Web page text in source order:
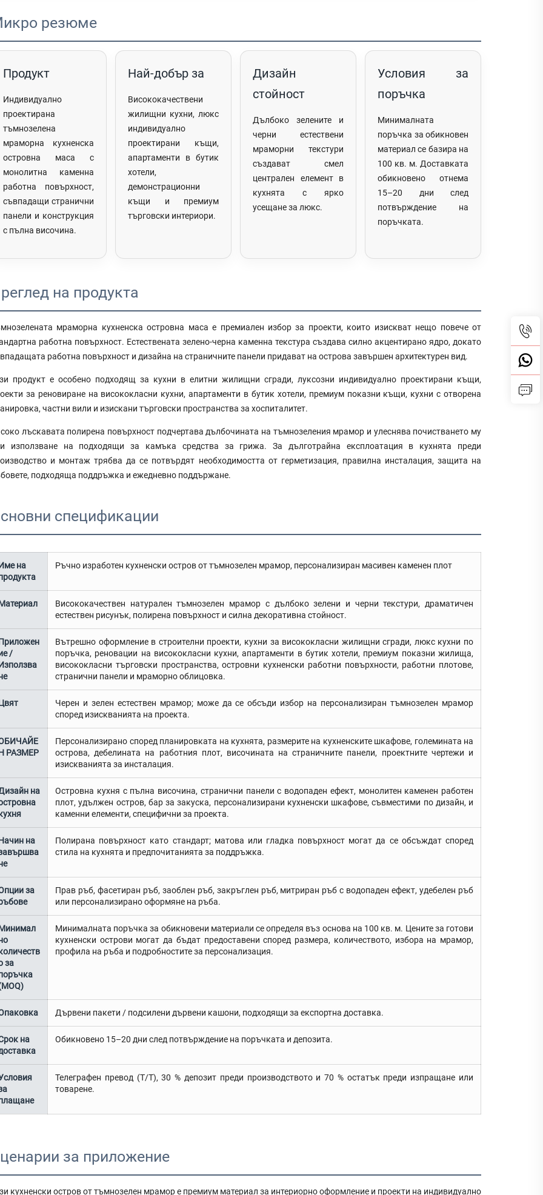
резюме
Продукт
Индивидуално
проектирана
тъмнозелена
мраморна кухненска
островна маса с
монолитна каменна
работна повърхност,
съвпадащи странични
панели и конструкция
с пълна височина.
Най-добър за
Висококачествени
жилищни кухни, люкс
индивидуално
проектирани къщи,
апартаменти в бутик
хотели,
демонстрационни
къщи и премиум
търговски интериори.
Дизайн
стойност
Дълбоко зелените и
черни естествени
мраморни текстури
създават смел
централен елемент в
кухнята с ярко
усещане за люкс.
Условия за
поръчка
Минималната
поръчка за обикновен
материал се базира на
100 кв. м. Доставката
обикновено отнема
15–20 дни след
потвърждение на
поръчката.
на продукта
мраморна кухненска островна маса е премиален избор за проекти, които изискват нещо повече от
работна повърхност. Естествената зелено-черна каменна текстура създава силно акцентирано ядро, докато
работна повърхност и дизайна на страничните панели придават на острова завършен архитектурен вид.
продукт е особено подходящ за кухни в елитни жилищни сгради, луксозни индивидуално проектирани къщи,
за реновиране на висококласни кухни, апартаменти в бутик хотели, премиум показни къщи, кухни с отворена
частни вили и изискани търговски пространства за хоспиталитет.
лъскавата полирена повърхност подчертава дълбочината на тъмнозеления мрамор и улеснява почистването му
използване на подходящи за камъка средства за грижа. За дълготрайна експлоатация в кухнята преди
и монтаж трябва да се потвърдят необходимостта от герметизация, правилна инсталация, защита на
подходяща поддръжка и ежедневно поддържане.
спецификации
на
Ръчно изработен кухненски остров от тъмнозелен мрамор, персонализиран масивен каменен плот
Висококачествен натурален тъмнозелен мрамор с дълбоко зелени и черни текстури, драматичен
естествен рисунък, полирена повърхност и силна декоративна стойност.
/
Вътрешно оформление в строителни проекти, кухни за висококласни жилищни сгради, люкс кухни по
поръчка, реновации на висококласни кухни, апартаменти в бутик хотели, премиум показни жилища,
висококласни търговски пространства, островни кухненски работни повърхности, работни плотове,
странични панели и мраморно облицовка.
Черен и зелен естествен мрамор; може да се обсъди избор на персонализиран тъмнозелен мрамор
според изискванията на проекта.
РАЗМЕР
Персонализирано според планировката на кухнята, размерите на кухненските шкафове, големината на
острова, дебелината на работния плот, височината на страничните панели, проектните чертежи и
изискванията за инсталация.
на
Островна кухня с пълна височина, странични панели с водопаден ефект, монолитен каменен работен
плот, удължен остров, бар за закуска, персонализирани кухненски шкафове, съвместими по дизайн, и
каменни елементи, специфични за проекта.
на
Полирана повърхност като стандарт; матова или гладка повърхност могат да се обсъждат според
стила на кухнята и предпочитанията за поддръжка.
за
Прав ръб, фасетиран ръб, заоблен ръб, закръглен ръб, митриран ръб с водопаден ефект, удебелен ръб
или персонализирано оформяне на ръба.
за
Минималната поръчка за обикновени материали се определя въз основа на 100 кв. м. Цените за готови
кухненски острови могат да бъдат предоставени според размера, количеството, избора на мрамор,
профила на ръба и подробностите за персонализация.
Дървени пакети / подсилени дървени кашони, подходящи за експортна доставка.
на
Обикновено 15–20 дни след потвърждение на поръчката и депозита.
Телеграфен превод (T/T), 30 % депозит преди производството и 70 % остатък преди изпращане или
товарене.
за приложение
кухненски остров от тъмнозелен мрамор е премиум материал за интериорно оформление и проекти на индивидуално